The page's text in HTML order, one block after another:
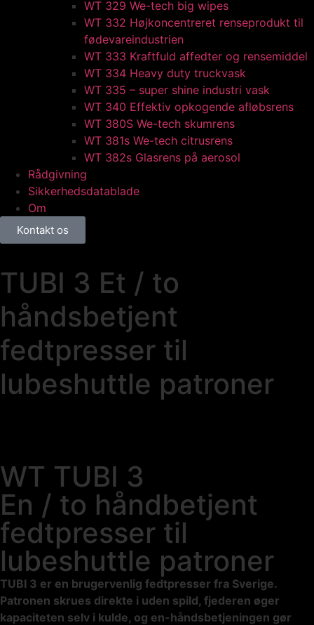
WT 329 We-tech big wipes
WT 332 Højkoncentreret renseprodukt til
fødevareindustrien
WT 333 Kraftfuld affedter og rensemiddel
WT 334 Heavy duty truckvask
WT 335 – super shine industri vask
WT 340 Effektiv opkogende afløbsrens
WT 380S We-tech skumrens
WT 381s We-tech citrusrens
WT 382s Glasrens på aerosol​
Rådgivning
Sikkerhedsdatablade
Om
Kontakt os
TUBI 3 Et / to
håndsbetjent
fedtpresser til
lubeshuttle patroner
WT TUBI 3
En / to håndbetjent
fedtpresser til
lubeshuttle patroner
TUBI 3 er en brugervenlig fedtpresser fra Sverige.
Patronen skrues direkte i uden spild, fjederen øger
kapaciteten selv i kulde, og en-håndsbetjeningen gør